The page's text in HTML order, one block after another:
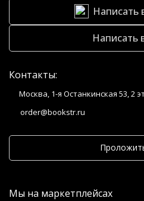
Написать
Написать
Контакты:
Москва, 1-я Останкинская 53, 2
order@bookstr.ru
Мы на маркетплейсах